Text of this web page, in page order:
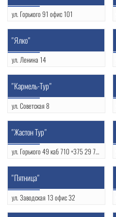
ул. Горького 91 офис 101
"Ялко"
ул. Ленина 14
"Кармель-Тур"
ул. Советская 8
"Жастон Тур"
ул. Горького 49 каб 710 +375 29 7893198
"Пятница"
ул. Заводская 13 офис 32